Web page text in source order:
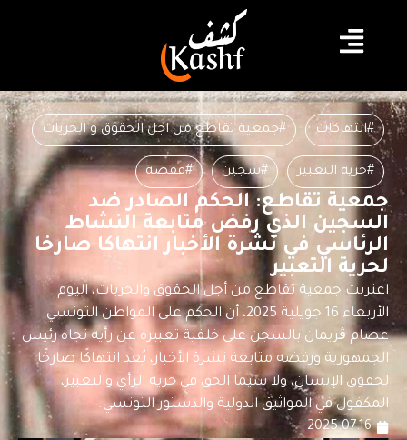
#انتهاكات #جمعية تقاطع من اجل الحقوق و الحريات
#حرية التعبير #سجين #قفصة
جمعية تقاطع: الحكم الصادر ضد
السجين الذي رفض متابعة النشاط
الرئاسي في نشرة الأخبار انتهاكا صارخا
لحرية التعبير
اعتربت جمعية تقاطع من أجل الحقوق والحريات، اليوم
الأربعاء 16 جويلية 2025، أن الحكم على المواطن التونسي
عصام ڨريمان بالسجن على خلفية تعبيره عن رأيه تجاه رئيس
الجمهورية ورفضه متابعة نشرة الأخبار، يُعد انتهاكًا صارخًا
لحقوق الإنسان، ولا سيما الحق في حرية الرأي والتعبير،
المكفول في المواثيق الدولية والدستور التونسي.
2025.07.16